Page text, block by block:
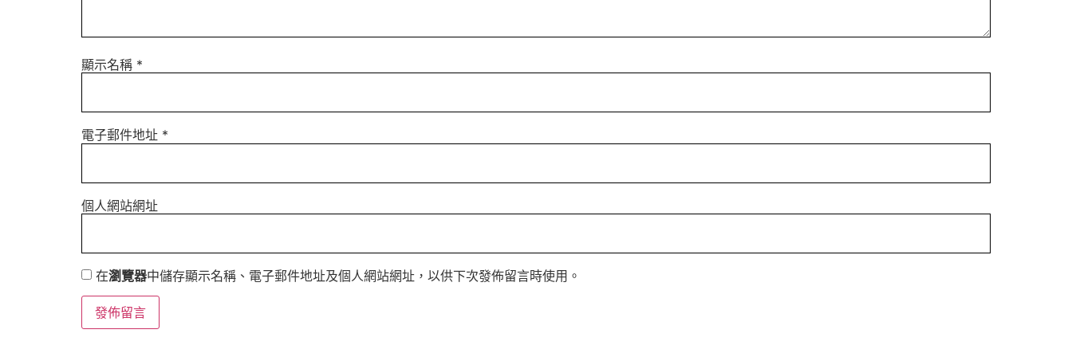
顯示名稱 *
電子郵件地址 *
個人網站網址
在瀏覽器中儲存顯示名稱、電子郵件地址及個人網站網址，以供下次發佈留言時使用。